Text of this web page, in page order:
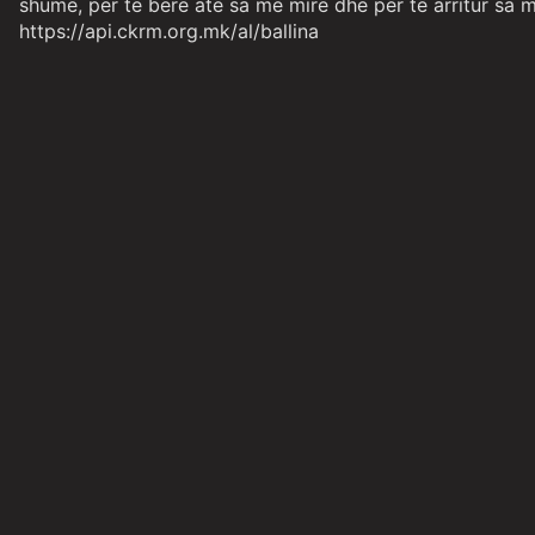
shumë, për të bërë atë sa më mirë dhe për të arritur sa
https://api.ckrm.org.mk/al/ballina